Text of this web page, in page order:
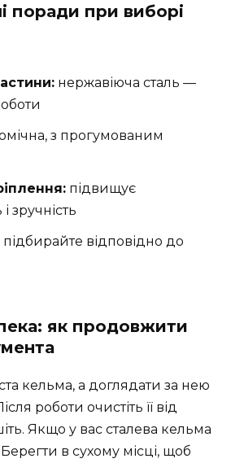
поради при виборі
нержавіюча сталь —
з прогумованим
підвищує
зручність
підбирайте відповідно до
як продовжити
кельма, а доглядати за нею
роботи очистіть її від
Якщо у вас сталева кельма
в сухому місці, щоб